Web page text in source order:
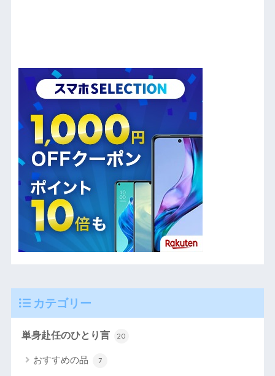
カテゴリー
単身赴任のひとり言 20
おすすめの品 7